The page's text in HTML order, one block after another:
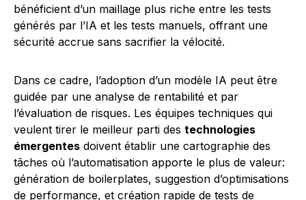
bénéficient d’un maillage plus riche entre les tests
générés par l’IA et les tests manuels, offrant une
sécurité accrue sans sacrifier la vélocité.
Dans ce cadre, l’adoption d’un modèle IA peut être
guidée par une analyse de rentabilité et par
l’évaluation de risques. Les équipes techniques qui
veulent tirer le meilleur parti des technologies
émergentes doivent établir une cartographie des
tâches où l’automatisation apporte le plus de valeur:
génération de boilerplates, suggestion d’optimisations
de performance, et création rapide de tests de